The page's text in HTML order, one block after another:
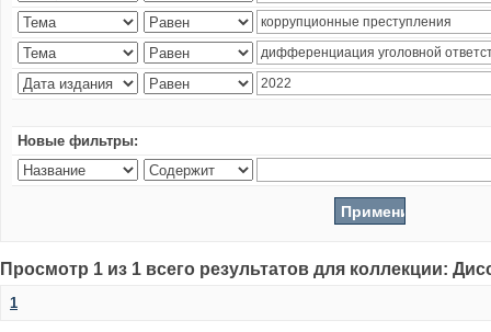
Новые фильтры:
Просмотр 1 из 1 всего результатов для коллекции:
1